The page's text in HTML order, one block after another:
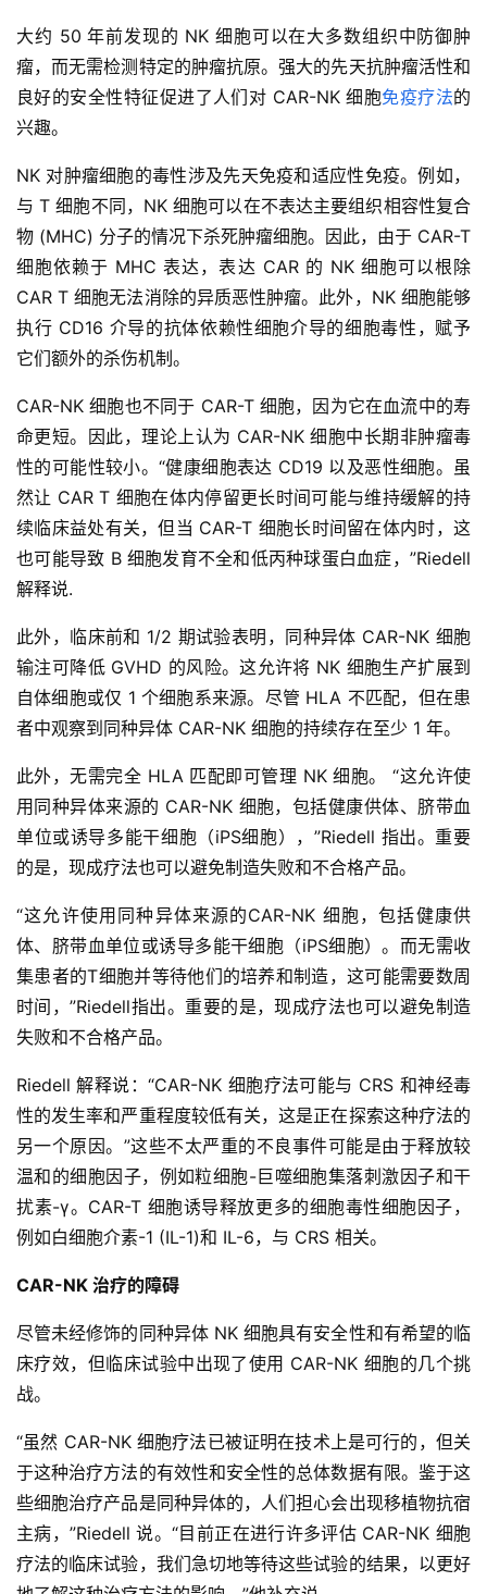
页
行
业
资
大约 50 年前发现的 NK 细胞可以在大多数组织中防御肿
瘤，而无需检测特定的肿瘤抗原。强大的先天抗肿瘤活性和
良好的安全性特征促进了人们对 CAR-NK 细胞免疫疗法的
兴趣。
NK 对肿瘤细胞的毒性涉及先天免疫和适应性免疫。例如，
与 T 细胞不同，NK 细胞可以在不表达主要组织相容性复合
物 (MHC) 分子的情况下杀死肿瘤细胞。因此，由于 CAR-T
细胞依赖于 MHC 表达，表达 CAR 的 NK 细胞可以根除
CAR T 细胞无法消除的异质恶性肿瘤。此外，NK 细胞能够
执行 CD16 介导的抗体依赖性细胞介导的细胞毒性，赋予
它们额外的杀伤机制。
CAR-NK 细胞也不同于 CAR-T 细胞，因为它在血流中的寿
命更短。因此，理论上认为 CAR-NK 细胞中长期非肿瘤毒
性的可能性较小。“健康细胞表达 CD19 以及恶性细胞。虽
然让 CAR T 细胞在体内停留更长时间可能与维持缓解的持
续临床益处有关，但当 CAR-T 细胞长时间留在体内时，这
也可能导致 B 细胞发育不全和低丙种球蛋白血症，”Riedell
解释说.
此外，临床前和 1/2 期试验表明，同种异体 CAR-NK 细胞
输注可降低 GVHD 的风险。这允许将 NK 细胞生产扩展到
自体细胞或仅 1 个细胞系来源。尽管 HLA 不匹配，但在患
者中观察到同种异体 CAR-NK 细胞的持续存在至少 1 年。
此外，无需完全 HLA 匹配即可管理 NK 细胞。 “这允许使
用同种异体来源的 CAR-NK 细胞，包括健康供体、脐带血
单位或诱导多能干细胞（iPS细胞），”Riedell 指出。重要
的是，现成疗法也可以避免制造失败和不合格产品。
“这允许使用同种异体来源的CAR-NK 细胞，包括健康供
体、脐带血单位或诱导多能干细胞（iPS细胞）。而无需收
集患者的T细胞并等待他们的培养和制造，这可能需要数周
时间，”Riedell指出。重要的是，现成疗法也可以避免制造
失败和不合格产品。
Riedell 解释说：“CAR-NK 细胞疗法可能与 CRS 和神经毒
性的发生率和严重程度较低有关，这是正在探索这种疗法的
另一个原因。”这些不太严重的不良事件可能是由于释放较
温和的细胞因子，例如粒细胞-巨噬细胞集落刺激因子和干
扰素-γ。CAR-T 细胞诱导释放更多的细胞毒性细胞因子，
例如白细胞介素-1 (IL-1)和 IL-6，与 CRS 相关。
CAR-NK 治疗的障碍
尽管未经修饰的同种异体 NK 细胞具有安全性和有希望的临
床疗效，但临床试验中出现了使用 CAR-NK 细胞的几个挑
战。
“虽然 CAR-NK 细胞疗法已被证明在技术上是可行的，但关
于这种治疗方法的有效性和安全性的总体数据有限。鉴于这
些细胞治疗产品是同种异体的，人们担心会出现移植物抗宿
主病，”Riedell 说。“目前正在进行许多评估 CAR-NK 细胞
疗法的临床试验，我们急切地等待这些试验的结果，以更好